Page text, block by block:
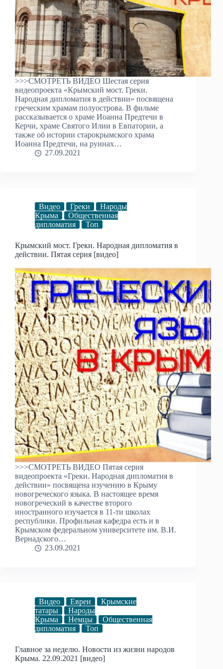
>>>СМОТРЕТЬ ВИДЕО Шестая серия
видеопроекта «Крымский мост. Греки.
Народная дипломатия в действии» посвящена
греческим храмам полуострова. В фильме
рассказывается о храме Иоанна Предтечи в
Керчи, храме Святого Илии в Евпатории, а
также об истории старокрымского храма
Иоанна Предтечи, на руинах…
27.09.2021
Видео Греки
Народы
Крыма
Общественная
дипломатия
Топ
Крымский мост. Греки. Народная дипломатия в
действии. Пятая серия [видео]
>>>СМОТРЕТЬ ВИДЕО Пятая серия
видеопроекта «Греки. Народная дипломатия в
действии» посвящена изучению в Крыму
новогреческого языка. В настоящее время
новогреческий в качестве второго
иностранного изучается в 11-ти школах
республики. Профильная кафедра есть и в
Крымском федеральном университете им. В.И.
Вернадского…
23.09.2021
Видео Евреи
Крымские
татары
Народы
Крыма
Немцы
Общественная
дипломатия
Топ
Главное за неделю. Новости из жизни народов
Крыма. 22.09.2021 [видео]